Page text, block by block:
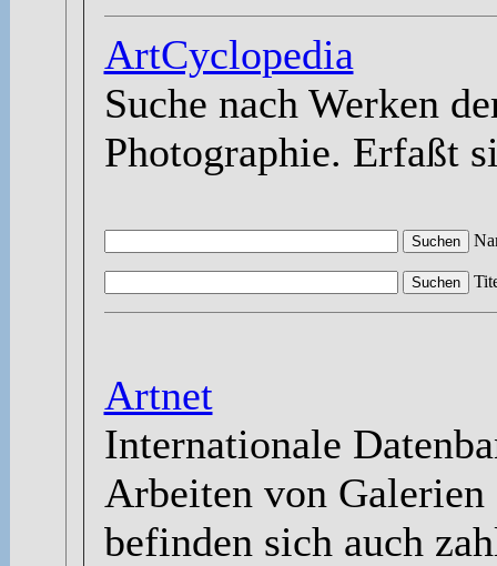
ArtCyclopedia
Suche nach Werken
Photographie. Erfaßt
Artnet
Internationale
Arbeiten von Galerien
befinden sich auch